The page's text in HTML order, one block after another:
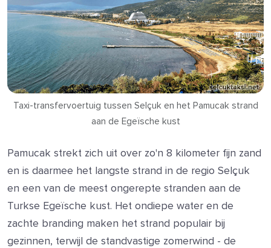
Taxi-transfervoertuig tussen Selçuk en het Pamucak strand
aan de Egeïsche kust
Pamucak strekt zich uit over zo'n 8 kilometer fijn zand
en is daarmee het langste strand in de regio Selçuk
en een van de meest ongerepte stranden aan de
Turkse Egeïsche kust. Het ondiepe water en de
zachte branding maken het strand populair bij
gezinnen, terwijl de standvastige zomerwind - de